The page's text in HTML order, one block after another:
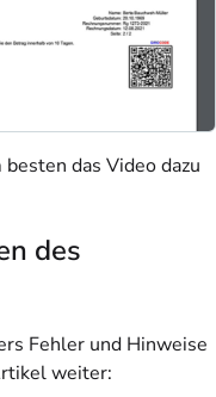
das Video dazu
des
Fehler und Hinweise
weiter: